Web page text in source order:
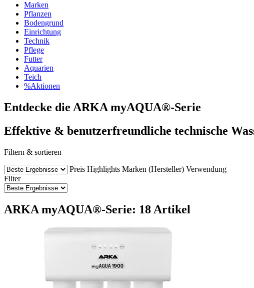
Marken
Pflanzen
Bodengrund
Einrichtung
Technik
Pflege
Futter
Aquarien
Teich
%Aktionen
Entdecke die ARKA myAQUA®-Serie
Effektive & benutzerfreundliche technische
Filtern & sortieren
Preis Highlights Marken (Hersteller) Verwendung
Filter
ARKA myAQUA®-Serie: 18 Artikel